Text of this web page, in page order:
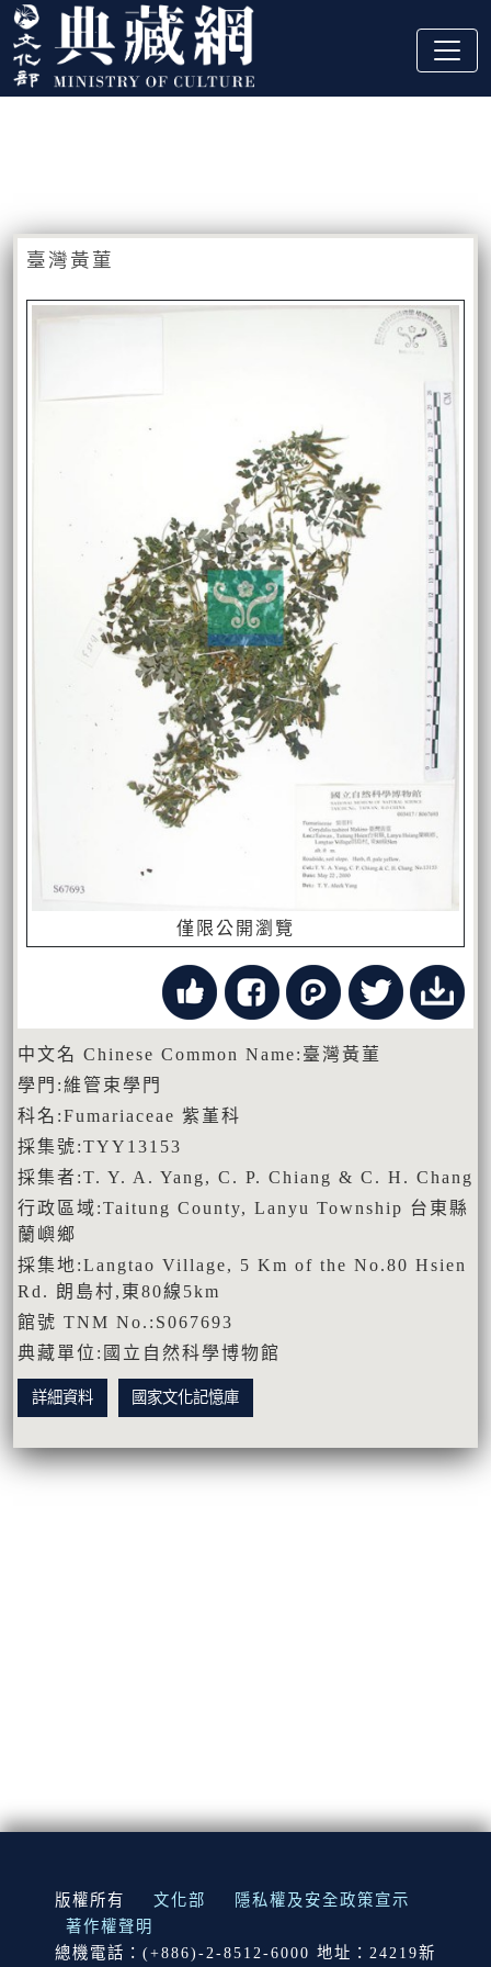
跳到主要內容
:::
臺灣黃菫
僅限公開瀏覽
中文名 Chinese Common Name:臺灣黃菫
學門:維管束學門
科名:Fumariaceae 紫堇科
採集號:TYY13153
採集者:T. Y. A. Yang, C. P. Chiang & C. H. Chang
行政區域:Taitung County, Lanyu Township 台東縣
蘭嶼鄉
採集地:Langtao Village, 5 Km of the No.80 Hsien
Rd. 朗島村,東80線5km
館號 TNM No.:S067693
典藏單位:國立自然科學博物館
詳細資料 國家文化記憶庫
:::
版權所有 文化部
隱私權及安全政策宣示
著作權聲明
總機電話：(+886)-2-8512-6000 地址：24219新